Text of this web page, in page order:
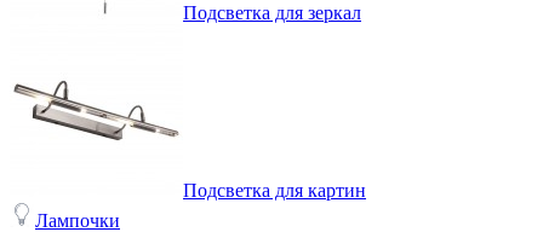
Подсветка для зеркал
Подсветка для картин
Лампочки